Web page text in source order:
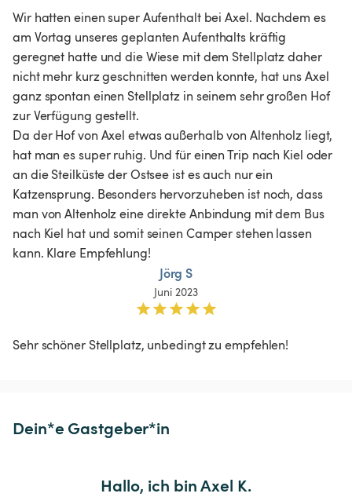
Wir hatten einen super Aufenthalt bei Axel. Nachdem es
am Vortag unseres geplanten Aufenthalts kräftig
geregnet hatte und die Wiese mit dem Stellplatz daher
nicht mehr kurz geschnitten werden konnte, hat uns Axel
ganz spontan einen Stellplatz in seinem sehr großen Hof
zur Verfügung gestellt.
Da der Hof von Axel etwas außerhalb von Altenholz liegt,
hat man es super ruhig. Und für einen Trip nach Kiel oder
an die Steilküste der Ostsee ist es auch nur ein
Katzensprung. Besonders hervorzuheben ist noch, dass
man von Altenholz eine direkte Anbindung mit dem Bus
nach Kiel hat und somit seinen Camper stehen lassen
kann. Klare Empfehlung!
Jörg S
Juni 2023
Dein*e Gastgeber*in
Hallo, ich bin Axel K.